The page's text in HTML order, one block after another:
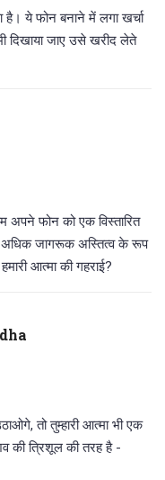
है। ये फोन बनाने में लगा खर्चा
दिखाया जाए उसे खरीद लेते
फोन को एक विस्तारित
जागरूक अस्तित्व के रूप
आत्मा की गहराई?
तो तुम्हारी आत्मा भी एक
की त्रिशूल की तरह है -